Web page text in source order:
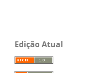
Edição Atual